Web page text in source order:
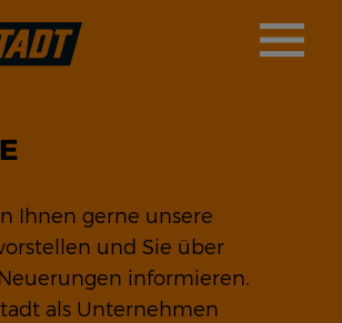
Ihnen gerne unsere
und Sie über
informieren.
als Unternehmen